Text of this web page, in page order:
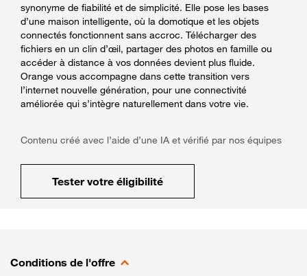
synonyme de fiabilité et de simplicité. Elle pose les bases
d’une maison intelligente, où la domotique et les objets
connectés fonctionnent sans accroc. Télécharger des
fichiers en un clin d’œil, partager des photos en famille ou
accéder à distance à vos données devient plus fluide.
Orange vous accompagne dans cette transition vers
l’internet nouvelle génération, pour une connectivité
améliorée qui s’intègre naturellement dans votre vie.
Contenu créé avec l’aide d’une IA et vérifié par nos équipes
Tester votre éligibilité
Conditions de l'offre